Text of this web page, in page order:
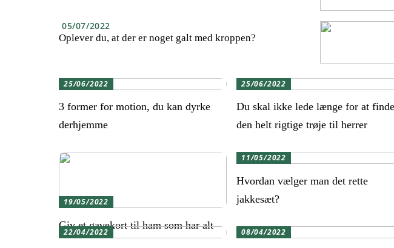
05/07/2022
Oplever du, at der er noget galt med kroppen?
25/06/2022
3 former for motion, du kan dyrke
derhjemme
25/06/2022
Du skal ikke lede længe for at finde
den helt rigtige trøje til herrer
19/05/2022
Giv et gavekort til ham som har alt
11/05/2022
Hvordan vælger man det rette
jakkesæt?
22/04/2022 08/04/2022